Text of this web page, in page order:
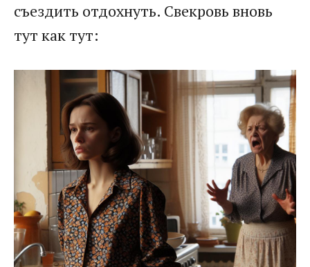
съездить отдохнуть. Свекровь вновь
тут как тут: